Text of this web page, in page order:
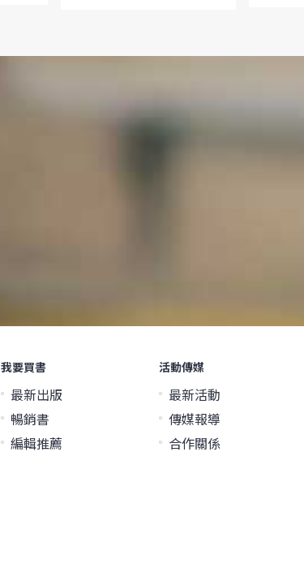
我要買書
最新出版
暢銷書
編輯推薦
活動傳媒
最新活動
傳媒報導
合作關係